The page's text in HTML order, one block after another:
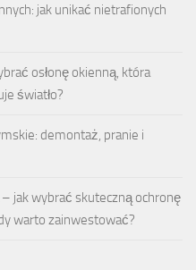
jak unikać nietrafionych
osłonę okienną, która
światło?
demontaż, pranie i
jak wybrać skuteczną ochronę
warto zainwestować?